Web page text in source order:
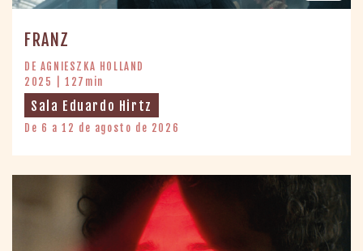
FRANZ
DE AGNIESZKA HOLLAND
2025 | 127min
Sala Eduardo Hirtz
De 6 a 12 de agosto de 2026